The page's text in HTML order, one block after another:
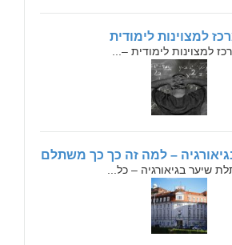
למצוינות לימודית
למצוינות לימודית –...
– למה זה כך כך משתלם
שיער בגיאורגיה – כל...